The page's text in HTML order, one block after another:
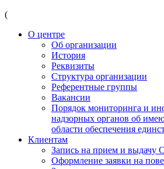
(
О центре
Об организации
История
Реквизиты
Структура организации
Референтные группы
Вакансии
Порядок мониторинга и
надзорных органов об
области обеспечения
Клиентам
Запись на прием и выдачу
Оформление заявки на